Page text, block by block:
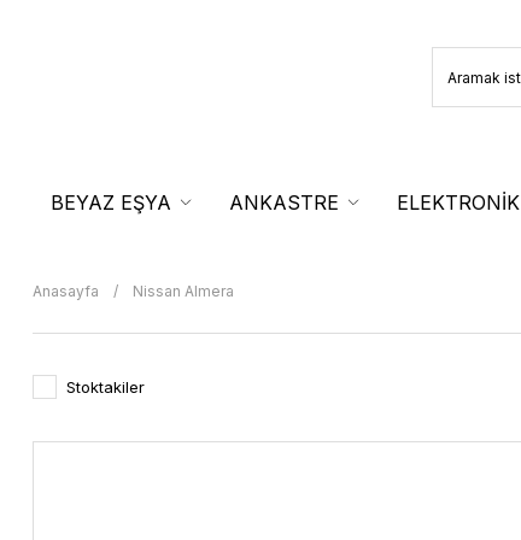
BEYAZ EŞYA ANKASTRE ELEKTRONİK
Anasayfa Nissan Almera
Stoktakiler